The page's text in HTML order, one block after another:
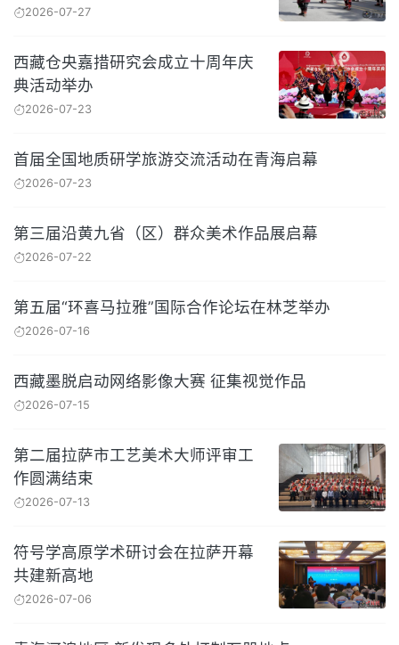
2026-07-27
西藏仓央嘉措研究会成立十周年庆
典活动举办
2026-07-23
首届全国地质研学旅游交流活动在青海启幕
2026-07-23
第三届沿黄九省（区）群众美术作品展启幕
2026-07-22
第五届“环喜马拉雅”国际合作论坛在林芝举办
2026-07-16
西藏墨脱启动网络影像大赛 征集视觉作品
2026-07-15
第二届拉萨市工艺美术大师评审工
作圆满结束
2026-07-13
符号学高原学术研讨会在拉萨开幕
共建新高地
2026-07-06